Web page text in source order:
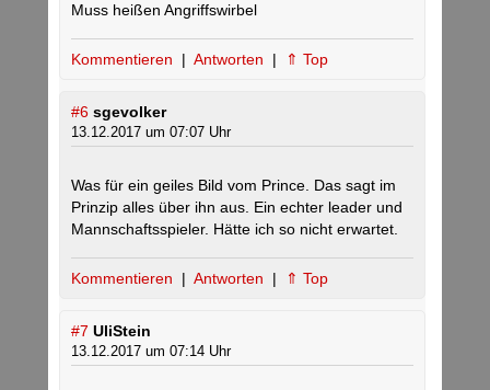
Muss heißen Angriffswirbel
Kommentieren | Antworten | ⇑ Top
#6 sgevolker
13.12.2017 um 07:07 Uhr
Was für ein geiles Bild vom Prince. Das sagt im
Prinzip alles über ihn aus. Ein echter leader und
Mannschaftsspieler. Hätte ich so nicht erwartet.
Kommentieren | Antworten | ⇑ Top
#7 UliStein
13.12.2017 um 07:14 Uhr